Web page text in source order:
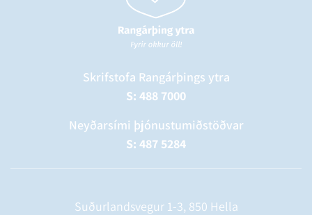
Skrifstofa Rangárþings ytra
S: 488 7000
Neyðarsími þjónustumiðstöðvar
S: 487 5284
Suðurlandsvegur 1-3, 850 Hella